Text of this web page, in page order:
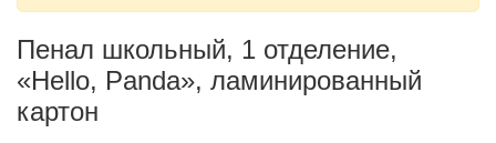
Пенал школьный, 1 отделение,
«Hello, Panda», ламинированный
картон